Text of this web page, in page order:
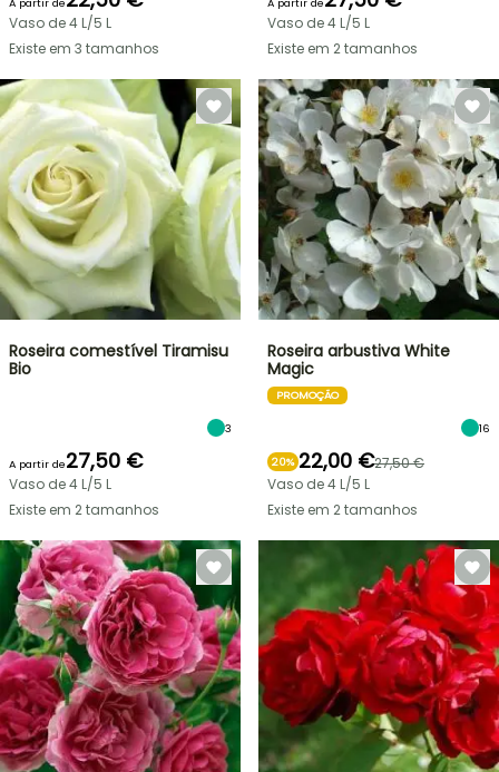
Vaso de 4 L/5 L
Existe em 3 tamanhos
Vaso de 4 L/5 L
Existe em 2 tamanhos
Roseira comestível Tiramisu
Bio
3
A partir de27,50 €
Vaso de 4 L/5 L
Existe em 2 tamanhos
Roseira arbustiva White
Magic
PROMOÇÃO
16
20% 22,00 €27,50 €
Vaso de 4 L/5 L
Existe em 2 tamanhos